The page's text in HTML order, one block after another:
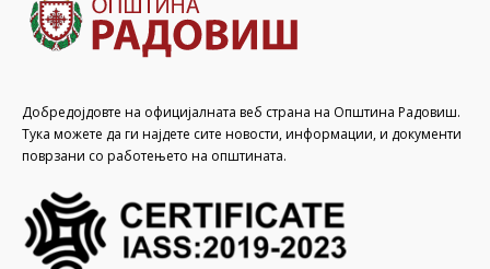
Добредојдовте на официјалната веб страна на Општина Радовиш.
Тука можете да ги најдете сите новости, информации, и документи
поврзани со работењето на општината.